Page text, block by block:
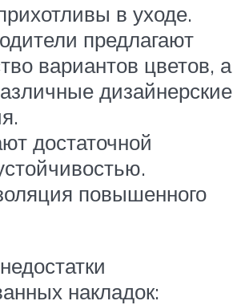
в уходе.
предлагают
вариантов цветов, а
дизайнерские
достаточной
повышенного
накладок: